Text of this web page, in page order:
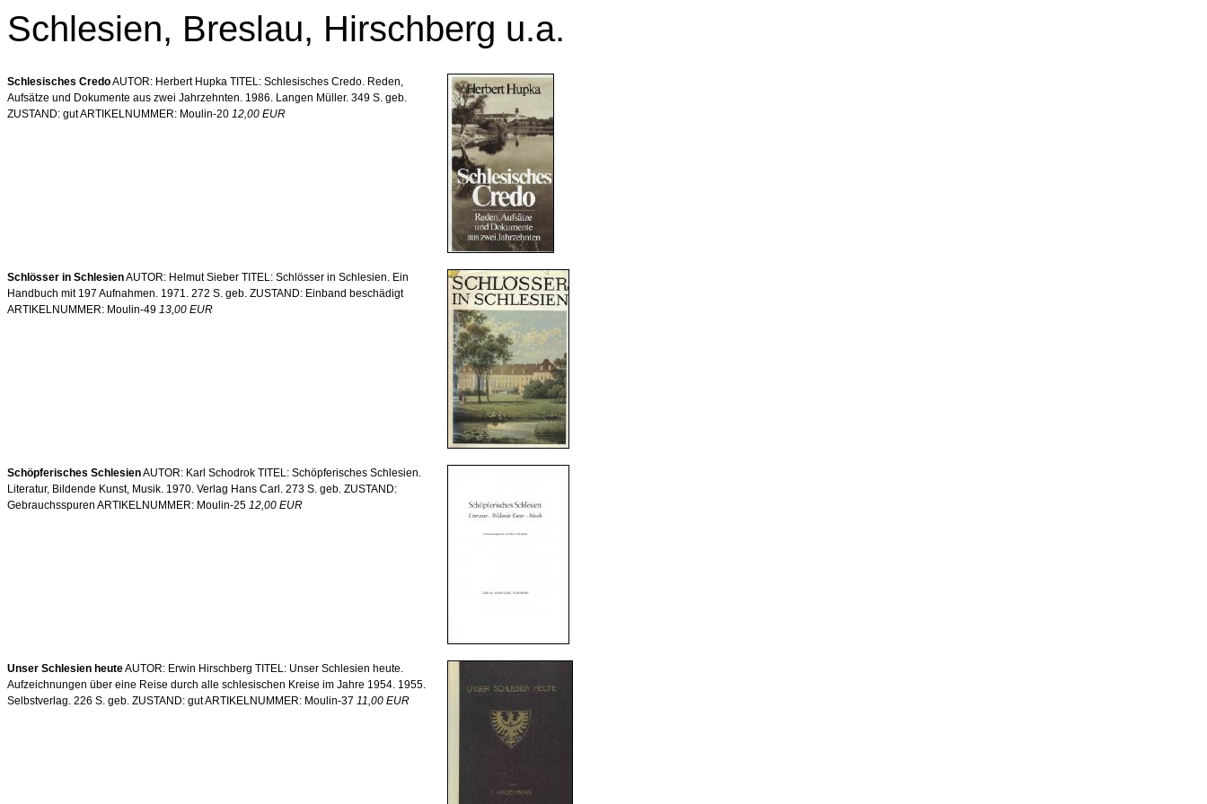
Schlesien, Breslau, Hirschberg u.a.
Schlesisches CredoAUTOR: Herbert Hupka TITEL: Schlesisches Credo. Reden,
Aufsätze und Dokumente aus zwei Jahrzehnten. 1986. Langen Müller. 349 S. geb.
ZUSTAND: gut ARTIKELNUMMER: Moulin-20 12,00 EUR
Schlösser in SchlesienAUTOR: Helmut Sieber TITEL: Schlösser in Schlesien. Ein
Handbuch mit 197 Aufnahmen. 1971. 272 S. geb. ZUSTAND: Einband beschädigt
ARTIKELNUMMER: Moulin-49 13,00 EUR
Schöpferisches SchlesienAUTOR: Karl Schodrok TITEL: Schöpferisches Schlesien.
Literatur, Bildende Kunst, Musik. 1970. Verlag Hans Carl. 273 S. geb. ZUSTAND:
Gebrauchsspuren ARTIKELNUMMER: Moulin-25 12,00 EUR
Unser Schlesien heuteAUTOR: Erwin Hirschberg TITEL: Unser Schlesien heute.
Aufzeichnungen über eine Reise durch alle schlesischen Kreise im Jahre 1954. 1955.
Selbstverlag. 226 S. geb. ZUSTAND: gut ARTIKELNUMMER: Moulin-37 11,00 EUR